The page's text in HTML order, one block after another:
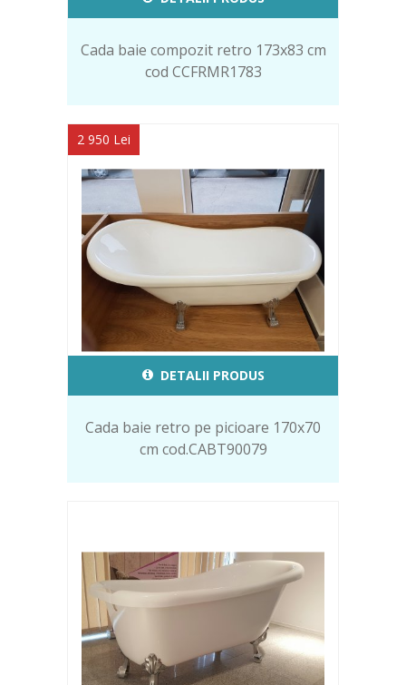
Cada baie compozit retro 173x83 cm
cod CCFRMR1783
2 950 Lei
DETALII PRODUS
Cada baie retro pe picioare 170x70
cm cod.CABT90079